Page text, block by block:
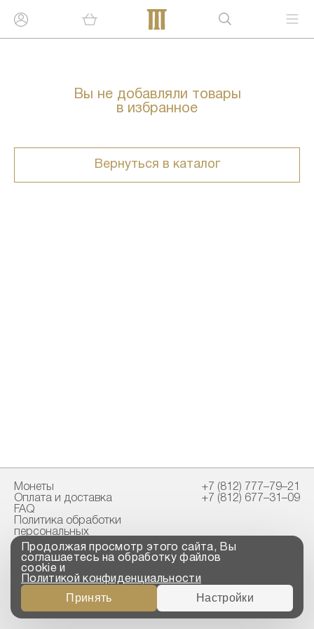
Вы не добавляли товары
в избранное
Вернуться в каталог
Монеты
Оплата и доставка
FAQ
Политика обработки
персональных
данных
Свидетельство
пробирной палаты
+7 (812) 777–79–21
+7 (812) 677–31–09
Copyright © 2023-2026
“ООО ТРОЙСКИЙ
СТАНДАРТ”
Продолжая просмотр этого сайта, Вы
соглашаетесь на обработку файлов
cookie и
Политикой конфиденциальности
Принять Настройки